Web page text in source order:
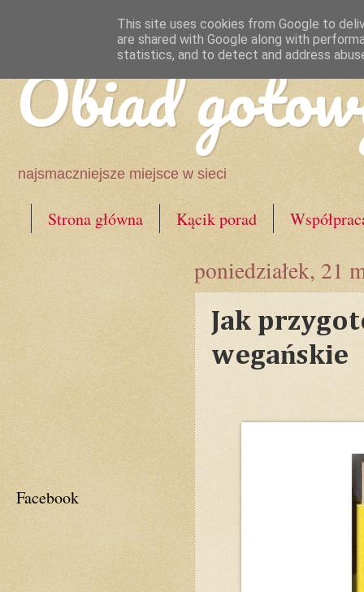
Obiad
najsmaczniejsze miejsce w sieci
Strona główna Kącik porad
poniedziałek, 21
Jak
wegańskie
Facebook
This site uses cookies from Google to
are shared with Google along with
statistics, and to detect and address